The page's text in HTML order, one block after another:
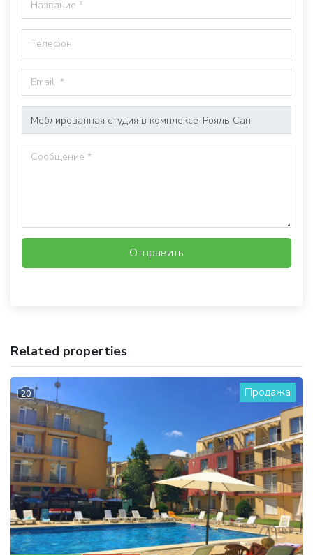
Отправить
Related properties
20 Продажа